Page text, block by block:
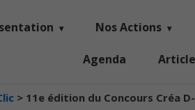
Nos Actions
Agenda
> 11e édition du Concours Créa